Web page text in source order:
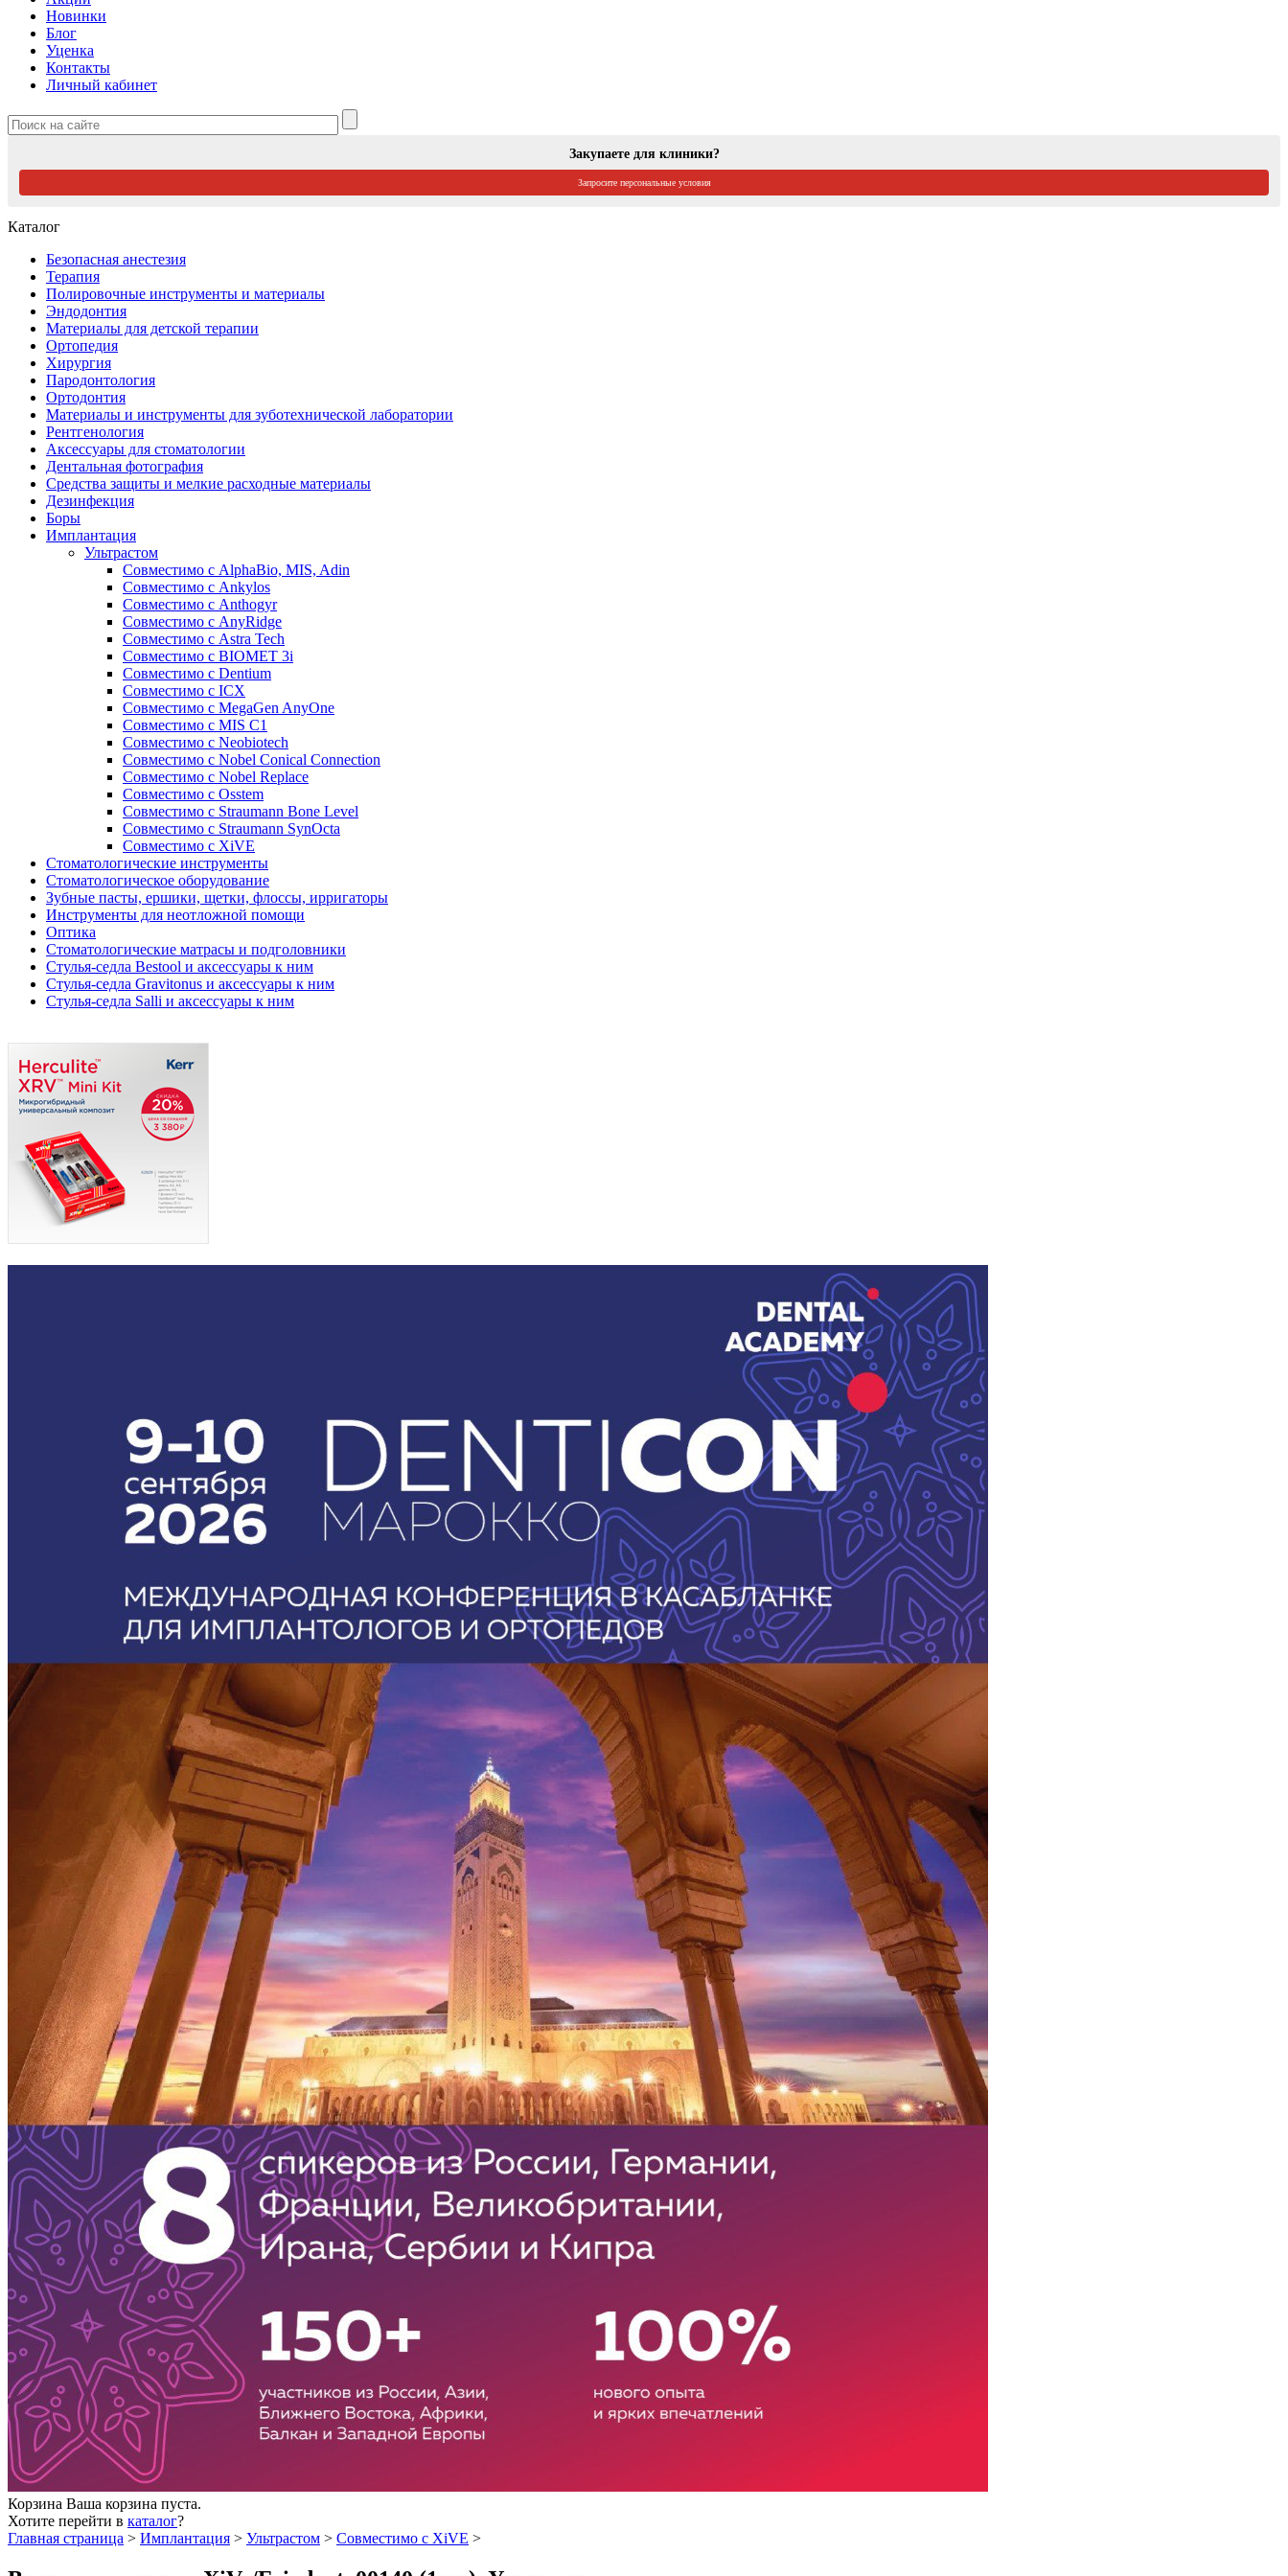
Новинки
Блог
Уценка
Контакты
Личный кабинет
Закупаете для клиники?
Запросите персональные условия
Каталог
Безопасная анестезия
Терапия
Полировочные инструменты и материалы
Эндодонтия
Материалы для детской терапии
Ортопедия
Хирургия
Пародонтология
Ортодонтия
Материалы и инструменты для зуботехнической лаборатории
Рентгенология
Аксессуары для стоматологии
Дентальная фотография
Средства защиты и мелкие расходные материалы
Дезинфекция
Боры
Имплантация
Ультрастом
Совместимо с AlphaBio, MIS, Adin
Совместимо с Ankylos
Совместимо с Anthogyr
Совместимо с AnyRidge
Совместимо с Astra Tech
Совместимо с BIOMET 3i
Совместимо с Dentium
Совместимо с ICX
Совместимо с MegaGen AnyOne
Совместимо с MIS С1
Совместимо с Neobiotech
Совместимо с Nobel Conical Connection
Совместимо с Nobel Replace
Совместимо с Osstem
Совместимо с Straumann Bone Level
Совместимо с Straumann SynOcta
Совместимо с XiVE
Стоматологические инструменты
Стоматологическое оборудование
Зубные пасты, ершики, щетки, флоссы, ирригаторы
Инструменты для неотложной помощи
Оптика
Стоматологические матрасы и подголовники
Стулья-седла Bestool и аксессуары к ним
Стулья-седла Gravitonus и аксессуары к ним
Стулья-седла Salli и аксессуары к ним
Корзина Ваша корзина пуста.
Хотите перейти в каталог?
Главная страница > Имплантация > Ультрастом > Совместимо с XiVE >